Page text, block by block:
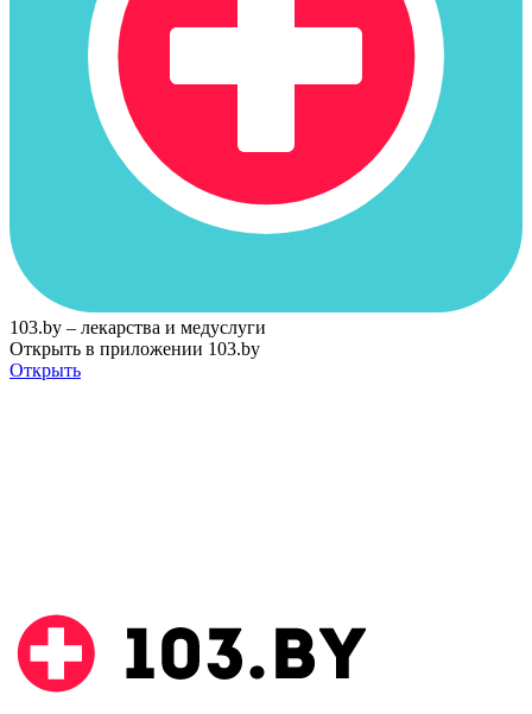
103.by – лекарства и медуслуги
Открыть в приложении 103.by
Открыть